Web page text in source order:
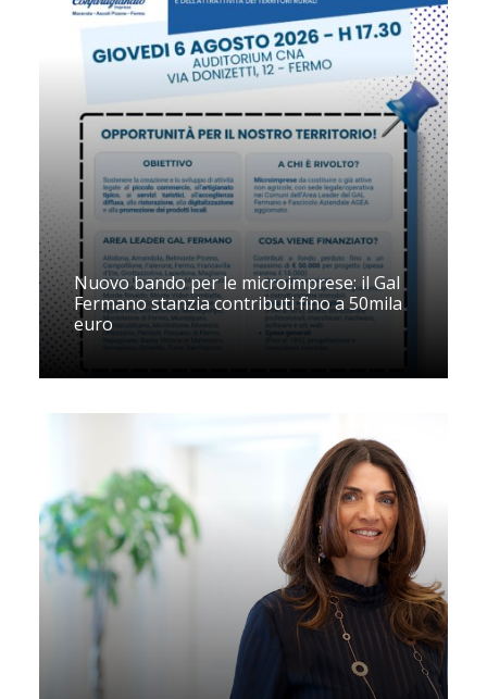
Nuovo bando per le microimprese: il Gal
Fermano stanzia contributi fino a 50mila
euro